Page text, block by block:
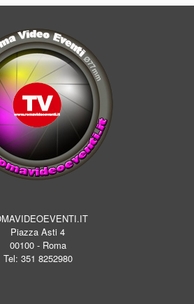
Piazza Asti 4
00100 - Roma
Tel: 351 8252980